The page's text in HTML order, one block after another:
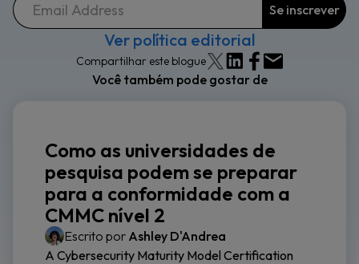
Ver política editorial
Compartilhar este blogue
Você também pode gostar de
Como as universidades de
pesquisa podem se preparar
para a conformidade com a
CMMC nível 2
Escrito por Ashley D'Andrea
A Cybersecurity Maturity Model Certification